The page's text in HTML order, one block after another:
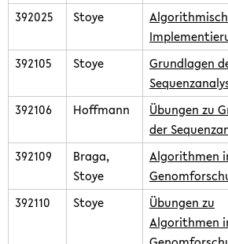
392025 Stoye
392105 Stoye
Grundlagen
392106 Hoffmann
Übungen zu
der
392109
Braga,
Stoye
Algorithmen
392110 Stoye
Übungen zu
Algorithmen